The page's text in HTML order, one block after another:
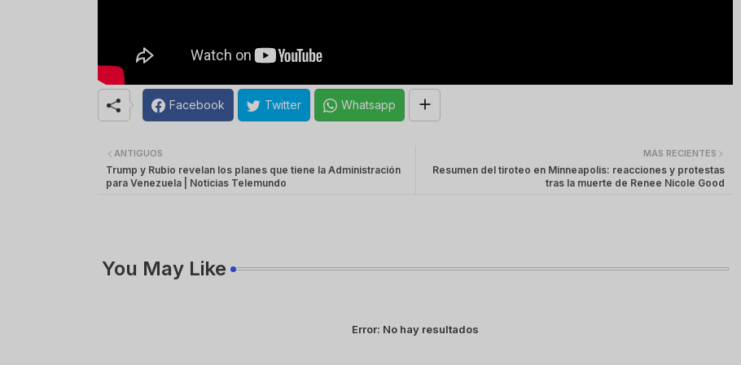
Facebook Twitter Whatsapp
MÁS RECIENTES
Resumen del tiroteo en Minneapolis: reacciones y protestas
tras la muerte de Renee Nicole Good
ANTIGUOS
Trump y Rubio revelan los planes que tiene la Administración
para Venezuela | Noticias Telemundo
You May Like
Error: No hay resultados